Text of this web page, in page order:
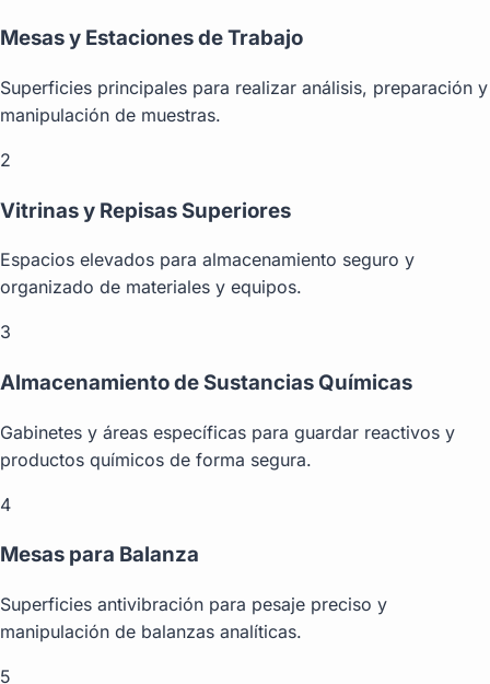
Mesas y Estaciones de Trabajo
Superficies principales para realizar análisis, preparación y
manipulación de muestras.
2
Vitrinas y Repisas Superiores
Espacios elevados para almacenamiento seguro y
organizado de materiales y equipos.
3
Almacenamiento de Sustancias Químicas
Gabinetes y áreas específicas para guardar reactivos y
productos químicos de forma segura.
4
Mesas para Balanza
Superficies antivibración para pesaje preciso y
manipulación de balanzas analíticas.
5